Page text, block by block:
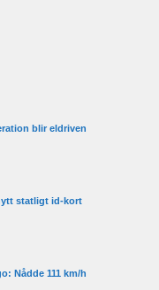
blir eldriven
statligt id-kort
Nådde 111 km/h